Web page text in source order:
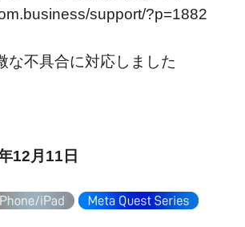
support/?p=1882
微な不具合に対応しました
12月11日